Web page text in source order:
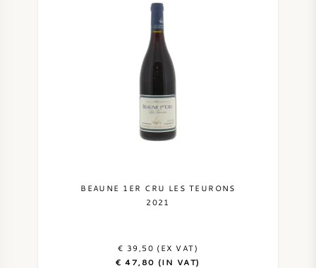
BEAUNE 1ER CRU LES TEURONS
2021
€ 39,50 (EX VAT)
€ 47,80 (IN VAT)